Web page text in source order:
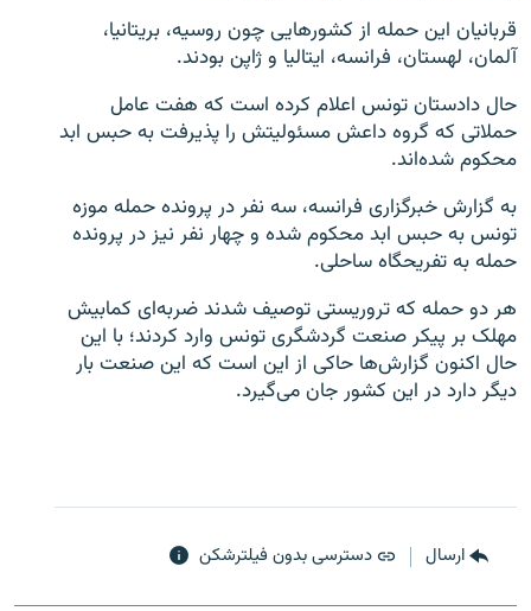
قربانیان این حمله از کشورهایی چون روسیه، بریتانیا،
آلمان، لهستان، فرانسه، ایتالیا و ژاپن بودند.
حال دادستان تونس اعلام کرده است که هفت عامل
حملاتی که گروه داعش مسئولیتش را پذیرفت به حبس ابد
محکوم شده‌اند.
به گزارش خبرگزاری فرانسه، سه نفر در پرونده حمله موزه
تونس به حبس ابد محکوم شده و چهار نفر نیز در پرونده
حمله به تفریحگاه ساحلی.
هر دو حمله که تروریستی توصیف شدند ضربه‌ای کمابیش
مهلک بر پیکر صنعت گردشگری تونس وارد کردند؛ با این
حال اکنون گزارش‌ها حاکی از این است که این صنعت بار
دیگر دارد در این کشور جان می‌گیرد.
ارسال دسترسی بدون فیلترشکن